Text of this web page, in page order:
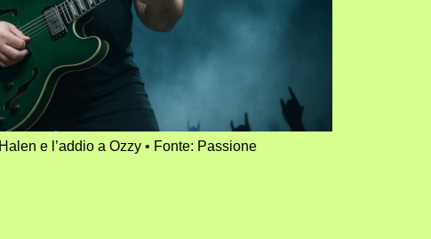
e l’addio a Ozzy
Fonte: Passione